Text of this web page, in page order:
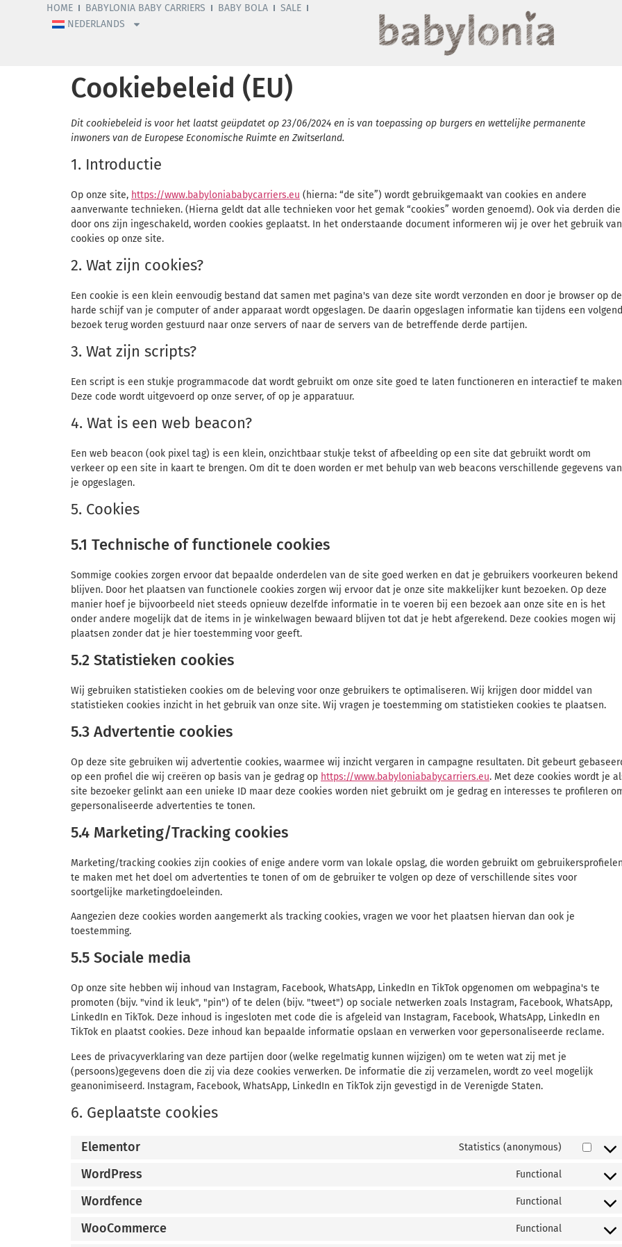
HOME BABYLONIA BABY CARRIERS BABY BOLA
SALE
NEDERLANDS
Cookiebeleid (EU)
Dit cookiebeleid is voor het laatst geüpdatet op 23/06/2024 en is van toepassing op burgers en wettelijke permanente
inwoners van de Europese Economische Ruimte en Zwitserland.
1. Introductie
Op onze site, https://www.babyloniababycarriers.eu (hierna: “de site”) wordt gebruikgemaakt van cookies en andere
aanverwante technieken. (Hierna geldt dat alle technieken voor het gemak “cookies” worden genoemd). Ook via derden die
door ons zijn ingeschakeld, worden cookies geplaatst. In het onderstaande document informeren wij je over het gebruik van
cookies op onze site.
2. Wat zijn cookies?
Een cookie is een klein eenvoudig bestand dat samen met pagina's van deze site wordt verzonden en door je browser op de
harde schijf van je computer of ander apparaat wordt opgeslagen. De daarin opgeslagen informatie kan tijdens een volgend
bezoek terug worden gestuurd naar onze servers of naar de servers van de betreffende derde partijen.
3. Wat zijn scripts?
Een script is een stukje programmacode dat wordt gebruikt om onze site goed te laten functioneren en interactief te
Deze code wordt uitgevoerd op onze server, of op je apparatuur.
4. Wat is een web beacon?
Een web beacon (ook pixel tag) is een klein, onzichtbaar stukje tekst of afbeelding op een site dat gebruikt wordt om
verkeer op een site in kaart te brengen. Om dit te doen worden er met behulp van web beacons verschillende gegevens van
je opgeslagen.
5. Cookies
5.1 Technische of functionele cookies
Sommige cookies zorgen ervoor dat bepaalde onderdelen van de site goed werken en dat je gebruikers voorkeuren bekend
blijven. Door het plaatsen van functionele cookies zorgen wij ervoor dat je onze site makkelijker kunt bezoeken. Op deze
manier hoef je bijvoorbeeld niet steeds opnieuw dezelfde informatie in te voeren bij een bezoek aan onze site en is het
onder andere mogelijk dat de items in je winkelwagen bewaard blijven tot dat je hebt afgerekend. Deze cookies mogen wij
plaatsen zonder dat je hier toestemming voor geeft.
5.2 Statistieken cookies
Wij gebruiken statistieken cookies om de beleving voor onze gebruikers te optimaliseren. Wij krijgen door middel van
statistieken cookies inzicht in het gebruik van onze site. Wij vragen je toestemming om statistieken cookies te plaatsen.
5.3 Advertentie cookies
Op deze site gebruiken wij advertentie cookies, waarmee wij inzicht vergaren in campagne resultaten. Dit gebeurt
op een profiel die wij creëren op basis van je gedrag op https://www.babyloniababycarriers.eu. Met deze cookies wordt je
site bezoeker gelinkt aan een unieke ID maar deze cookies worden niet gebruikt om je gedrag en interesses te profileren
gepersonaliseerde advertenties te tonen.
5.4 Marketing/Tracking cookies
Marketing/tracking cookies zijn cookies of enige andere vorm van lokale opslag, die worden gebruikt om
te maken met het doel om advertenties te tonen of om de gebruiker te volgen op deze of verschillende sites voor
soortgelijke marketingdoeleinden.
Aangezien deze cookies worden aangemerkt als tracking cookies, vragen we voor het plaatsen hiervan dan ook je
toestemming.
5.5 Sociale media
Op onze site hebben wij inhoud van Instagram, Facebook, WhatsApp, LinkedIn en TikTok opgenomen om webpagina's te
promoten (bijv. "vind ik leuk", "pin") of te delen (bijv. "tweet") op sociale netwerken zoals Instagram, Facebook, WhatsApp,
LinkedIn en TikTok. Deze inhoud is ingesloten met code die is afgeleid van Instagram, Facebook, WhatsApp, LinkedIn en
TikTok en plaatst cookies. Deze inhoud kan bepaalde informatie opslaan en verwerken voor gepersonaliseerde reclame.
Lees de privacyverklaring van deze partijen door (welke regelmatig kunnen wijzigen) om te weten wat zij met je
(persoons)gegevens doen die zij via deze cookies verwerken. De informatie die zij verzamelen, wordt zo veel mogelijk
geanonimiseerd. Instagram, Facebook, WhatsApp, LinkedIn en TikTok zijn gevestigd in de Verenigde Staten.
6. Geplaatste cookies
Elementor Statistics (anonymous)
WordPress Functional
Wordfence Functional
WooCommerce Functional